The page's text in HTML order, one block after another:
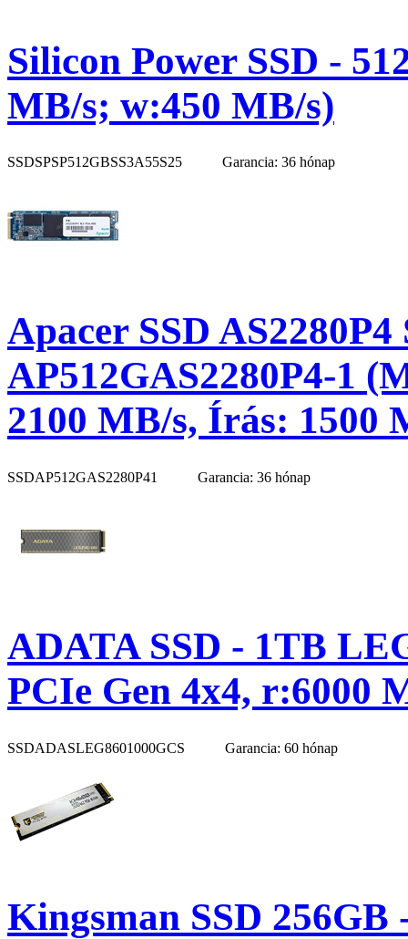
Silicon Power SSD -
MB/s; w:450 MB/s)
SSDSPSP512GBSS3A55S25 Garancia: 36 hónap
Apacer SSD AS2280P4
AP512GAS2280P4-1
2100 MB/s, Írás: 1500
SSDAP512GAS2280P41 Garancia: 36 hónap
ADATA SSD - 1TB
PCIe Gen 4x4, r:6000
SSDADASLEG8601000GCS Garancia: 60 hónap
Kingsman SSD